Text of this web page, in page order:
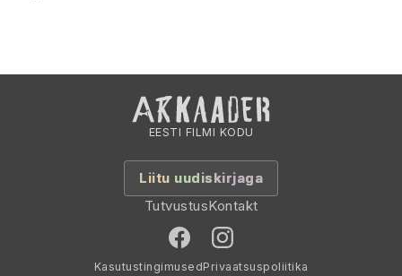
EESTI FILMI KODU
Liitu uudiskirjaga
TutvustusKontakt
KasutustingimusedPrivaatsuspoliitika